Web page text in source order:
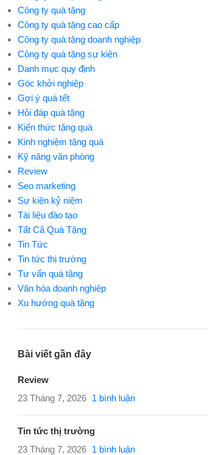
Công ty quà tặng
Công ty quà tặng cao cấp
Công ty quà tặng doanh nghiệp
Công ty quà tặng sự kiện
Danh mục quy định
Góc khởi nghiệp
Gợi ý quà tết
Hỏi đáp quà tặng
Kiến thức tặng quà
Kinh nghiệm tặng quà
Kỹ năng văn phòng
Review
Seo marketing
Sự kiện kỷ niệm
Tài liệu đào tạo
Tất Cả Quà Tặng
Tin Tức
Tin tức thị trường
Tư vấn quà tặng
Văn hóa doanh nghiệp
Xu hướng quà tặng
Bài viết gần đây
Review
23 Tháng 7, 2026
1 bình luận
Tin tức thị trường
23 Tháng 7, 2026
1 bình luận